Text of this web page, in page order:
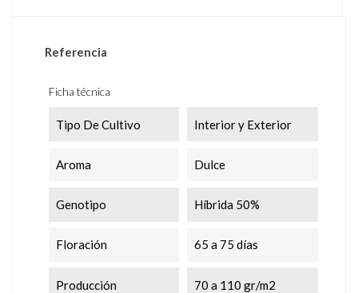
Referencia
Ficha técnica
Tipo De Cultivo Interior y Exterior
Aroma Dulce
Genotipo Híbrida 50%
Floración 65 a 75 días
Producción 70 a 110 gr/m2